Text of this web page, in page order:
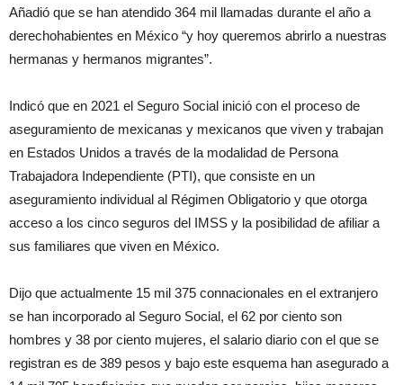
Añadió que se han atendido 364 mil llamadas durante el año a
derechohabientes en México “y hoy queremos abrirlo a nuestras
hermanas y hermanos migrantes”.
Indicó que en 2021 el Seguro Social inició con el proceso de
aseguramiento de mexicanas y mexicanos que viven y trabajan
en Estados Unidos a través de la modalidad de Persona
Trabajadora Independiente (PTI), que consiste en un
aseguramiento individual al Régimen Obligatorio y que otorga
acceso a los cinco seguros del IMSS y la posibilidad de afiliar a
sus familiares que viven en México.
Dijo que actualmente 15 mil 375 connacionales en el extranjero
se han incorporado al Seguro Social, el 62 por ciento son
hombres y 38 por ciento mujeres, el salario diario con el que se
registran es de 389 pesos y bajo este esquema han asegurado a